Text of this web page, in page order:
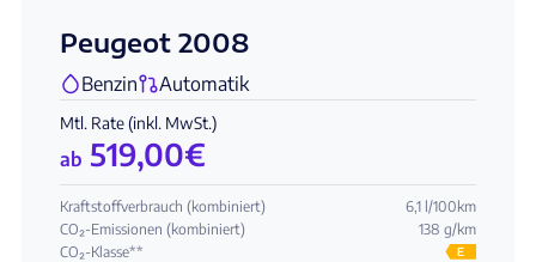
Peugeot 2008
Benzin Automatik
Mtl. Rate (inkl. MwSt.)
ab 519,00€
Kraftstoffverbrauch (kombiniert)
6,1 l/100km
CO₂-Emissionen (kombiniert)
138 g/km
CO₂-Klasse**
E